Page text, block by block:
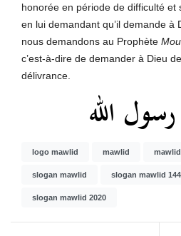
honorée en période de difficulté et
en lui demandant qu’il demande à
nous demandons au Prophète Mou
c’est-à-dire de demander à Dieu
délivrance.
الله
logo mawlid mawlid
slogan mawlid slogan mawlid
slogan mawlid 2020